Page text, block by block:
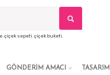
,çiçek sepeti,çiçek buketi,
GÖNDERİM AMACI